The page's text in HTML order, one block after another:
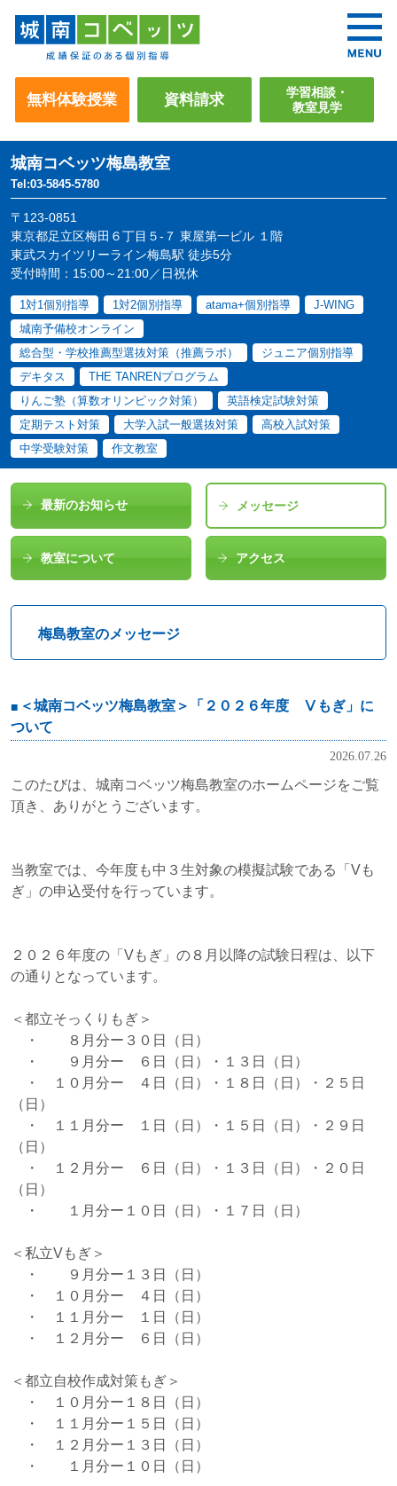
無料体験授業 資料請求
学習相談・
教室見学
城南コベッツ梅島教室
Tel:03-5845-5780
〒123-0851
東京都足立区梅田６丁目５-７ 東屋第一ビル １階
東武スカイツリーライン梅島駅 徒歩5分
受付時間：15:00～21:00／日祝休
1対1個別指導 1対2個別指導 atama+個別指導
J-WING
城南予備校オンライン
総合型・学校推薦型選抜対策（推薦ラボ）
ジュニア個別指導
デキタス
THE TANRENプログラム
りんご塾（算数オリンピック対策）
英語検定試験対策
定期テスト対策
大学入試一般選抜対策
高校入試対策
中学受験対策
作文教室
最新のお知らせ メッセージ
教室について アクセス
梅島教室のメッセージ
＜城南コベッツ梅島教室＞「２０２６年度 Ⅴもぎ」に
ついて
2026.07.26
このたびは、城南コベッツ梅島教室のホームページをご覧
頂き、ありがとうございます。
当教室では、今年度も中３生対象の模擬試験である「Vも
ぎ」の申込受付を行っています。
２０２６年度の「Vもぎ」の８月以降の試験日程は、以下
の通りとなっています。
＜都立そっくりもぎ＞
・ ８月分ー３０日（日）
・ ９月分ー ６日（日）・１３日（日）
・ １０月分ー ４日（日）・１８日（日）・２５日
（日）
・ １１月分ー １日（日）・１５日（日）・２９日
（日）
・ １２月分ー ６日（日）・１３日（日）・２０日
（日）
・ １月分ー１０日（日）・１７日（日）
＜私立Vもぎ＞
・ ９月分ー１３日（日）
・ １０月分ー ４日（日）
・ １１月分ー １日（日）
・ １２月分ー ６日（日）
＜都立自校作成対策もぎ＞
・ １０月分ー１８日（日）
・ １１月分ー１５日（日）
・ １２月分ー１３日（日）
・ １月分ー１０日（日）